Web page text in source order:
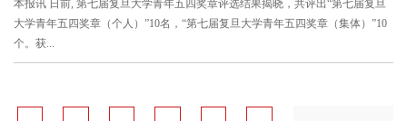
本报讯 日前, 第七届复旦大学青年五四奖章评选结果揭晓，共评出“第七届复旦
大学青年五四奖章（个人）”10名，“第七届复旦大学青年五四奖章（集体）”10
个。获...